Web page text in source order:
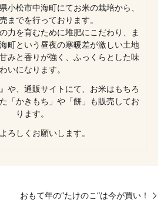
小松市中海町にてお米の栽培から、
までを行っております。
力を育むために堆肥にこだわり、ま
町という昼夜の寒暖差が激しい土地
みと香りが強く、ふっくらとした味
わいになります。
や、通販サイトにて、お米はもちろ
「かきもち」や「餅」も販売してお
ります。
ろしくお願いします。
おもて年の”たけのこ”は今が買い！